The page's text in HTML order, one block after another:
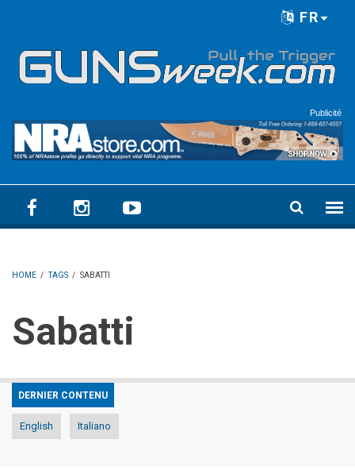
FR
Publicité
HOME / TAGS / SABATTI
Sabatti
DERNIER CONTENU
English Italiano